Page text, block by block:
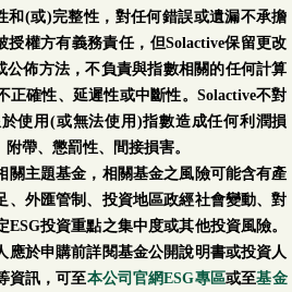
和(或)完整性，對任何錯誤或遺漏不承擔
授權方有義務責任，但Solactive保留更改
公佈方法，不負責與指數相關的任何計算
正確性、延遲性或中斷性。Solactive不對
使用(或無法使用)指數造成任何利潤損
帶、懲罰性、間接損害。
關主題基金，相關基金之風險可能含有產
、外匯管制、投資地區政經社會變動、對
投資重點之集中度或其他投資風險。
應於申購前詳閱基金公開說明書或投資人
資訊，可至本公司官網ESG專區或至基金